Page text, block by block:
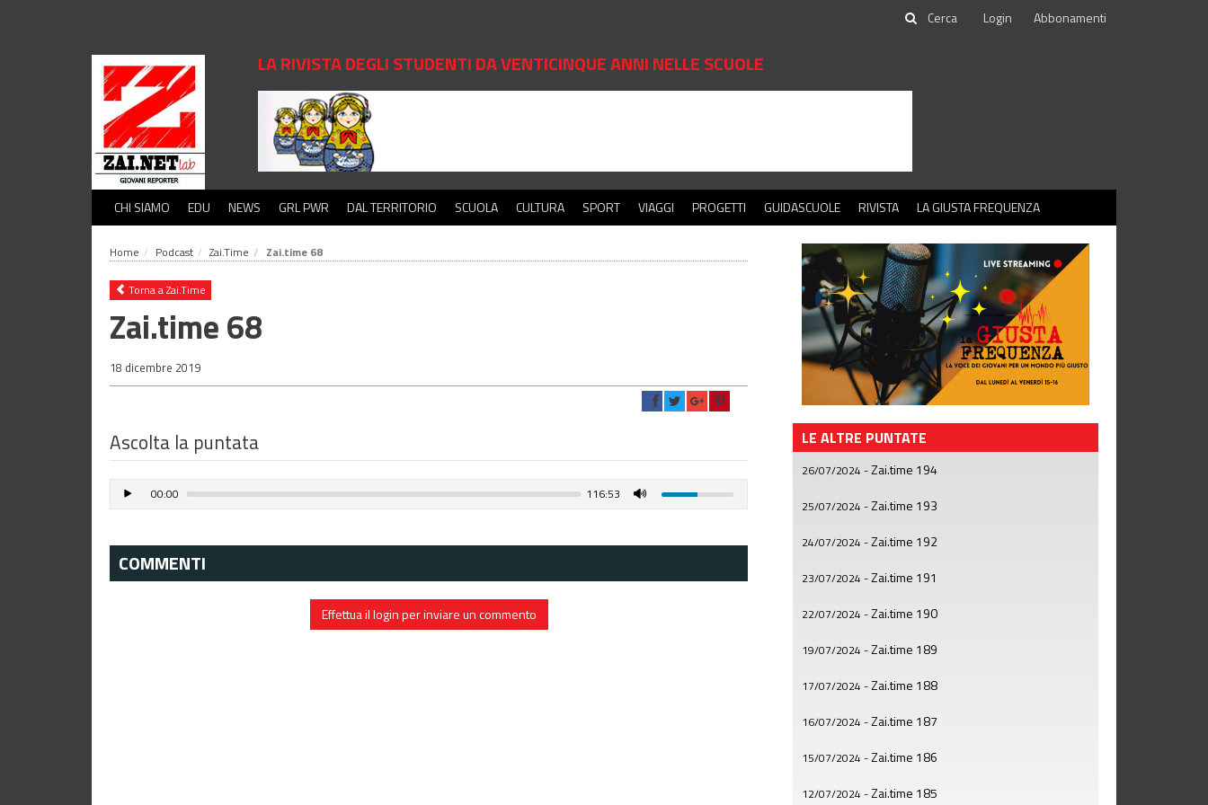
Login Abbonamenti
LA RIVISTA DEGLI STUDENTI DA VENTICINQUE ANNI NELLE SCUOLE
CHI SIAMO EDU NEWS GRL PWR DAL TERRITORIO SCUOLA CULTURA SPORT VIAGGI PROGETTI GUIDASCUOLE RIVISTA LA GIUSTA FREQUENZA
Home Podcast Zai.Time Zai.time 68
Torna a Zai.Time
Zai.time 68
18 dicembre 2019
Ascolta la puntata
00:00 116:53
COMMENTI
Effettua il login per inviare un commento
LE ALTRE PUNTATE
26/07/2024 -Zai.time 194
25/07/2024 -Zai.time 193
24/07/2024 -Zai.time 192
23/07/2024 -Zai.time 191
22/07/2024 -Zai.time 190
19/07/2024 -Zai.time 189
17/07/2024 -Zai.time 188
16/07/2024 -Zai.time 187
15/07/2024 -Zai.time 186
12/07/2024 -Zai.time 185